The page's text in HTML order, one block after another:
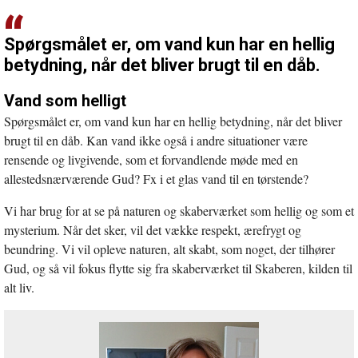
Spørgsmålet er, om vand kun har en hellig
betydning, når det bliver brugt til en dåb.
Vand som helligt
Spørgsmålet er, om vand kun har en hellig betydning, når det bliver
brugt til en dåb. Kan vand ikke også i andre situationer være
rensende og livgivende, som et forvandlende møde med en
allestedsnærværende Gud? Fx i et glas vand til en tørstende?
Vi har brug for at se på naturen og skaberværket som hellig og som et
mysterium. Når det sker, vil det vække respekt, ærefrygt og
beundring. Vi vil opleve naturen, alt skabt, som noget, der tilhører
Gud, og så vil fokus flytte sig fra skaberværket til Skaberen, kilden til
alt liv.